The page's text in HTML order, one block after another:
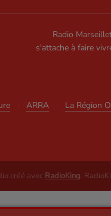
Radio
s'attache à faire
· ARRA · La Région
créé avec RadioKing.